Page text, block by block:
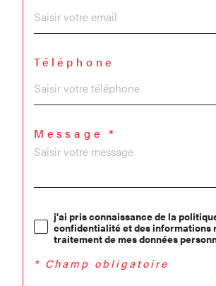
Téléphone
Message *
j'ai pris connaissance de la
confidentialité et des informations
traitement de mes données
* Champ obligatoire